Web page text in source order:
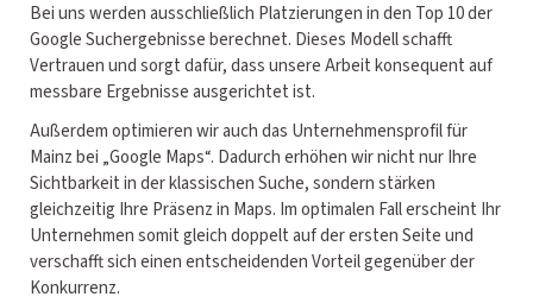
Bei uns werden ausschließlich Platzierungen in den Top 10 der
Google Suchergebnisse berechnet. Dieses Modell schafft
Vertrauen und sorgt dafür, dass unsere Arbeit konsequent auf
messbare Ergebnisse ausgerichtet ist.
Außerdem optimieren wir auch das Unternehmensprofil für
Mainz bei „Google Maps“. Dadurch erhöhen wir nicht nur Ihre
Sichtbarkeit in der klassischen Suche, sondern stärken
gleichzeitig Ihre Präsenz in Maps. Im optimalen Fall erscheint Ihr
Unternehmen somit gleich doppelt auf der ersten Seite und
verschafft sich einen entscheidenden Vorteil gegenüber der
Konkurrenz.